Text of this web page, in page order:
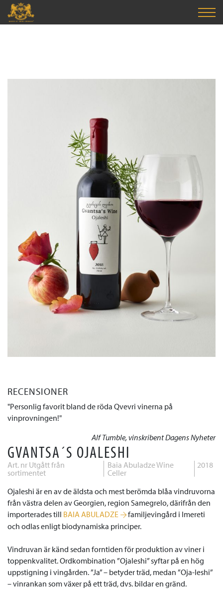
RECENSIONER
Personlig favorit bland de röda Qvevri vinerna på
vinprovningen!
Alf Tumble, vinskribent Dagens Nyheter
GVANTSA´S OJALESHI
Art. nr Utgått från
sortimentet
Baia Abuladze Wine
Celler
2018
Ojaleshi är en av de äldsta och mest berömda blåa vindruvorna
från västra delen av Georgien, region Samegrelo, därifrån den
importerades till BAIA ABULADZE
familjevingård i Imereti
och odlas enligt biodynamiska principer.
Vindruvan är känd sedan forntiden för produktion av viner i
toppenkvalitet.Ordkombination ”Ojaleshi” syftar på en hög
uppstigning i vingården. ”Ja” – betyder träd, medan ”Oja-leshi”
– vinrankan som växer på ett träd, dvs. bildar en gränd.